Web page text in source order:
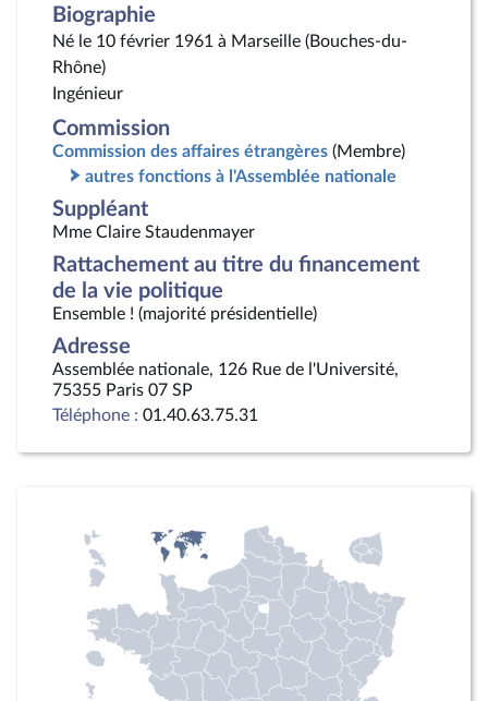
Biographie
Né le 10 février 1961 à Marseille (Bouches-du-
Rhône)
Ingénieur
Commission
Commission des affaires étrangères (Membre)
autres fonctions à l'Assemblée nationale
Suppléant
Mme Claire Staudenmayer
Rattachement au titre du financement
de la vie politique
Ensemble ! (majorité présidentielle)
Adresse
Assemblée nationale, 126 Rue de l'Université,
75355 Paris 07 SP
Téléphone : 01.40.63.75.31